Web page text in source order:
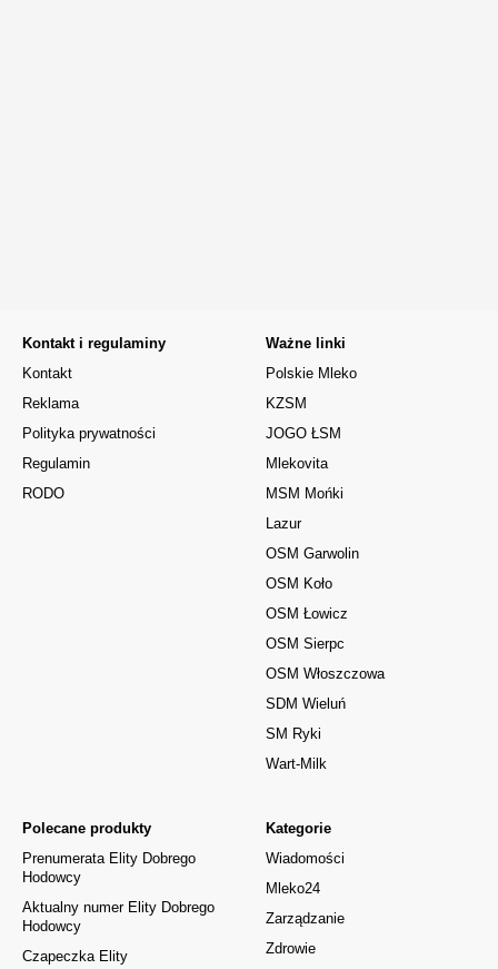
Kontakt i regulaminy
Kontakt
Reklama
Polityka prywatności
Regulamin
RODO
Kategorie
Wiadomości
Mleko24
Zarządzanie
Zdrowie
Polecane produkty
Prenumerata Elity Dobrego
Hodowcy
Aktualny numer Elity Dobrego
Hodowcy
Czapeczka Elity
Ważne linki
Polskie Mleko
KZSM
JOGO ŁSM
Mlekovita
MSM Mońki
Lazur
OSM Garwolin
OSM Koło
OSM Łowicz
OSM Sierpc
OSM Włoszczowa
SDM Wieluń
SM Ryki
Wart-Milk